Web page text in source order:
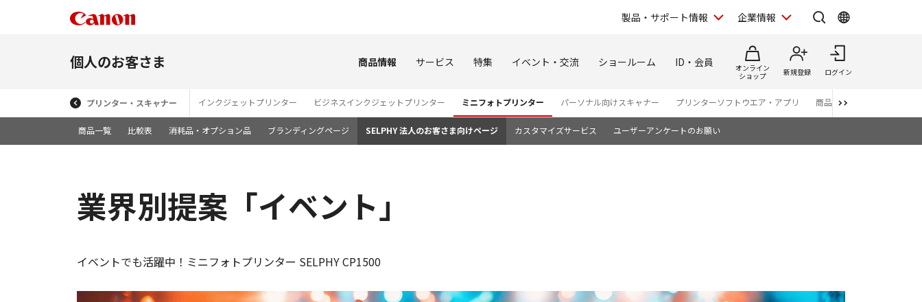
製品・サポート情報 企業情報
個人のお客さま 商品情報 サービス 特集 イベント・交流 ショールーム ID・会員
オンライン
ショップ
新規登録 ログイン
プリンター・スキャナー インクジェットプリンター ビジネスインクジェットプリンター ミニフォトプリンター パーソナル向けスキャナー プリンターソフトウエア・アプリ 商品カタログ
商品一覧 比較表 消耗品・オプション品 ブランディングページ SELPHY 法人のお客さま向けページ カスタマイズサービス ユーザーアンケートのお願い
業界別提案「イベント」
イベントでも活躍中！ミニフォトプリンター SELPHY CP1500